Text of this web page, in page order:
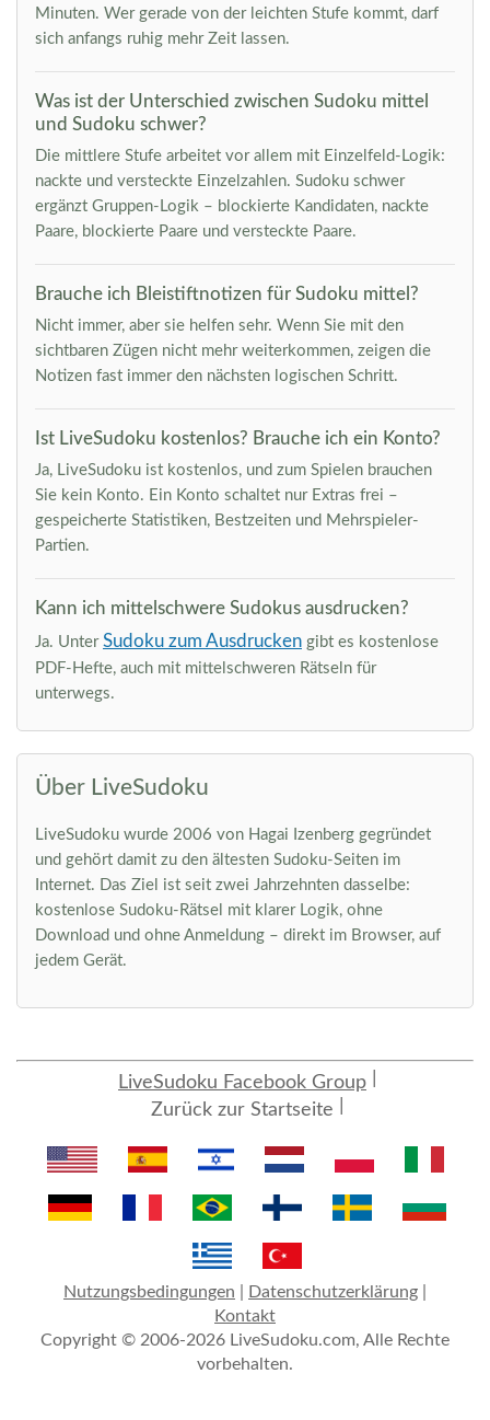
Minuten. Wer gerade von der leichten Stufe kommt, darf
sich anfangs ruhig mehr Zeit lassen.
Was ist der Unterschied zwischen Sudoku mittel
und Sudoku schwer?
Die mittlere Stufe arbeitet vor allem mit Einzelfeld-Logik:
nackte und versteckte Einzelzahlen. Sudoku schwer
ergänzt Gruppen-Logik – blockierte Kandidaten, nackte
Paare, blockierte Paare und versteckte Paare.
Brauche ich Bleistiftnotizen für Sudoku mittel?
Nicht immer, aber sie helfen sehr. Wenn Sie mit den
sichtbaren Zügen nicht mehr weiterkommen, zeigen die
Notizen fast immer den nächsten logischen Schritt.
Ist LiveSudoku kostenlos? Brauche ich ein Konto?
Ja, LiveSudoku ist kostenlos, und zum Spielen brauchen
Sie kein Konto. Ein Konto schaltet nur Extras frei –
gespeicherte Statistiken, Bestzeiten und Mehrspieler-
Partien.
Kann ich mittelschwere Sudokus ausdrucken?
Ja. Unter Sudoku zum Ausdrucken gibt es kostenlose
PDF-Hefte, auch mit mittelschweren Rätseln für
unterwegs.
Über LiveSudoku
LiveSudoku wurde 2006 von Hagai Izenberg gegründet
und gehört damit zu den ältesten Sudoku-Seiten im
Internet. Das Ziel ist seit zwei Jahrzehnten dasselbe:
kostenlose Sudoku-Rätsel mit klarer Logik, ohne
Download und ohne Anmeldung – direkt im Browser, auf
jedem Gerät.
LiveSudoku Facebook Group
Zurück zur Startseite
Nutzungsbedingungen Datenschutzerklärung
Kontakt
Copyright © 2006-2026 LiveSudoku.com, Alle Rechte
vorbehalten.